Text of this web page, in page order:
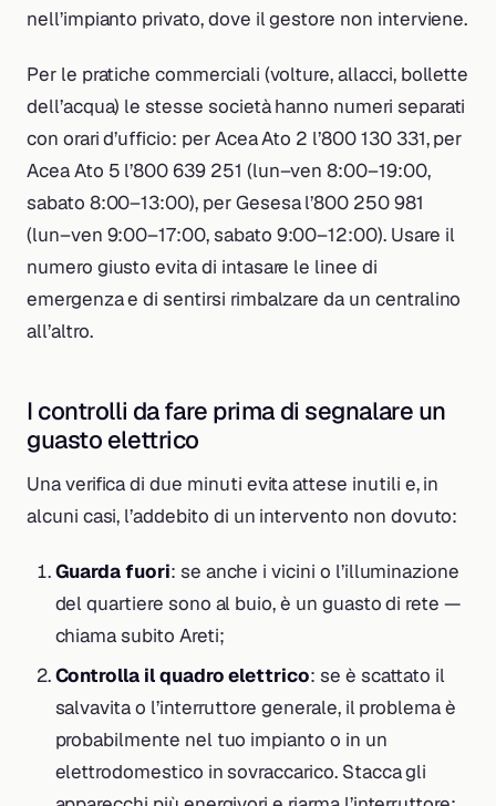
nell’impianto privato, dove il gestore non interviene.
Per le pratiche commerciali (volture, allacci, bollette
dell’acqua) le stesse società hanno numeri separati
con orari d’ufficio: per Acea Ato 2 l’800 130 331, per
Acea Ato 5 l’800 639 251 (lun–ven 8:00–19:00,
sabato 8:00–13:00), per Gesesa l’800 250 981
(lun–ven 9:00–17:00, sabato 9:00–12:00). Usare il
numero giusto evita di intasare le linee di
emergenza e di sentirsi rimbalzare da un centralino
all’altro.
I controlli da fare prima di segnalare un
guasto elettrico
Una verifica di due minuti evita attese inutili e, in
alcuni casi, l’addebito di un intervento non dovuto:
Guarda fuori: se anche i vicini o l’illuminazione
del quartiere sono al buio, è un guasto di rete —
chiama subito Areti;
Controlla il quadro elettrico: se è scattato il
salvavita o l’interruttore generale, il problema è
probabilmente nel tuo impianto o in un
elettrodomestico in sovraccarico. Stacca gli